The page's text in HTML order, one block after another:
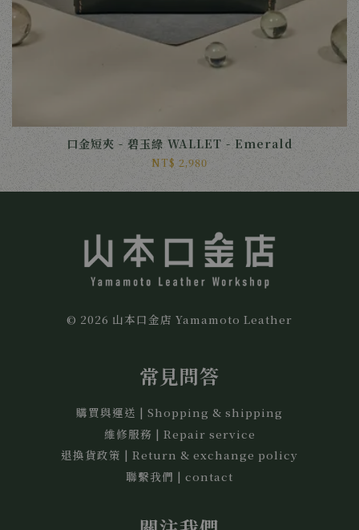
口金短夾 - 碧玉綠 WALLET - Emerald
NT$ 2,980
© 2026 山本口金店 Yamamoto Leather
常見問答
購買與運送 | Shopping & shipping
維修服務 | Repair service
退換貨政策 | Return & exchange policy
聯繫我們 | contact